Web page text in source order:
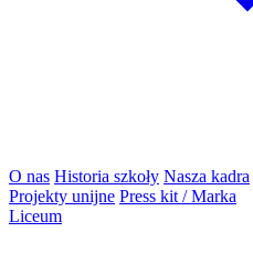
O nas Historia szkoły Nasza kadra
Projekty unijne Press kit / Marka
Liceum